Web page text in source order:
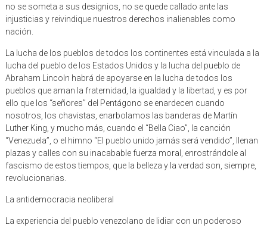
no se someta a sus designios, no se quede callado ante las
injusticias y reivindique nuestros derechos inalienables como
nación.
La lucha de los pueblos de todos los continentes está vinculada a la
lucha del pueblo de los Estados Unidos y la lucha del pueblo de
Abraham Lincoln habrá de apoyarse en la lucha de todos los
pueblos que aman la fraternidad, la igualdad y la libertad, y es por
ello que los “señores” del Pentágono se enardecen cuando
nosotros, los chavistas, enarbolamos las banderas de Martín
Luther King, y mucho más, cuando el “Bella Ciao”, la canción
“Venezuela”, o el himno “El pueblo unido jamás será vendido”, llenan
plazas y calles con su inacabable fuerza moral, enrostrándole al
fascismo de estos tiempos, que la belleza y la verdad son, siempre,
revolucionarias.
La antidemocracia neoliberal
La experiencia del pueblo venezolano de lidiar con un poderoso